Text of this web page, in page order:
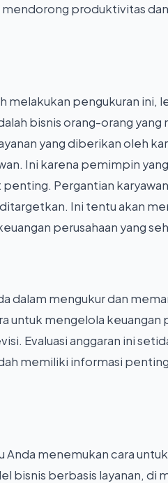
mendorong produktivitas
melakukan pengukuran ini,
bisnis orang-orang yang
yang diberikan oleh
Ini karena pemimpin
Pergantian
Ini tentu akan
perusahaan yang
dalam mengukur dan
untuk mengelola keuangan
Evaluasi anggaran ini
memiliki informasi
menemukan cara
bisnis berbasis layanan, di